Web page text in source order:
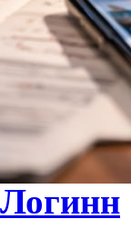
Логинн